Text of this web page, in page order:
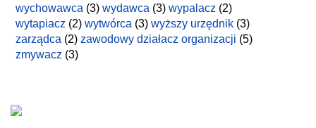
wychowawca (3) wydawca (3) wypalacz (2)
wytapiacz (2) wytwórca (3) wyższy urzędnik (3)
zarządca (2) zawodowy działacz organizacji (5)
zmywacz (3)